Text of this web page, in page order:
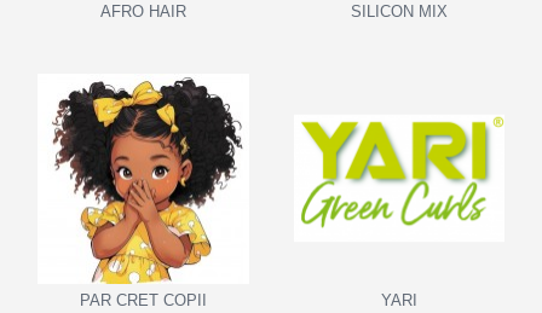
AFRO HAIR SILICON MIX
PAR CRET COPII YARI